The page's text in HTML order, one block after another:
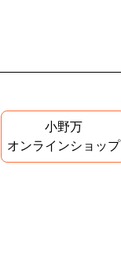
小野万
オンラインショップ